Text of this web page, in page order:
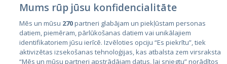
Страны
Эстония
Mums rūp jūsu konfidencialitāte
Mēs un mūsu 270partneri glabājam un piekļūstam personas
datiem, piemēram, pārlūkošanas datiem vai unikālajiem
identifikatoriem jūsu ierīcē. Izvēloties opciju “Es piekrītu”, tiek
aktivizētas izsekošanas tehnoloģijas, kas atbalsta zem virsraksta
“Mēs un mūsu partneri apstrādājam datus, lai sniegtu” norādītos